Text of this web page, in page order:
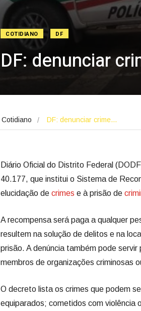
COTIDIANO DF
DF: denunciar
Cotidiano DF: denunciar crime…
Diário Oficial do Distrito Federal
40.177, que institui o Sistema de
elucidação de crimes e à prisão de
A recompensa será paga a qualquer
resultem na solução de delitos e na
prisão. A denúncia também pode
membros de organizações criminosas
O decreto lista os crimes que podem
equiparados; cometidos com violência